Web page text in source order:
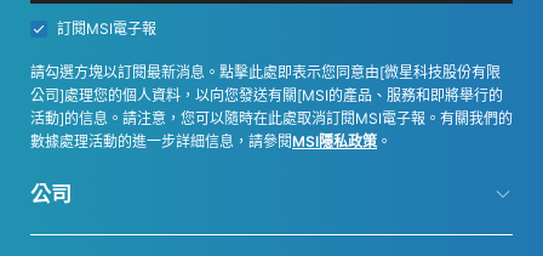
訂閱MSI電子報
請勾選方塊以訂閱最新消息。點擊此處即表示您同意由[微星科技股份有限
公司]處理您的個人資料，以向您發送有關[MSI的產品、服務和即將舉行的
活動]的信息。請注意，您可以隨時在此處取消訂閱MSI電子報。有關我們的
數據處理活動的進一步詳細信息，請參閱MSI隱私政策 。
公司